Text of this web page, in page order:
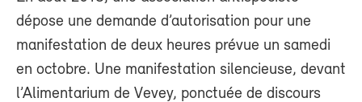
dépose une demande d’autorisation pour une
manifestation de deux heures prévue un samedi
en octobre. Une manifestation silencieuse, devant
l’Alimentarium de Vevey, ponctuée de discours